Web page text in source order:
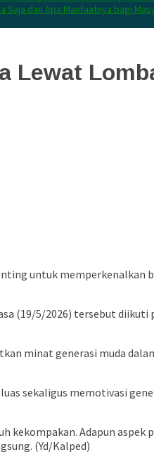
Saja dan Apa Manfaatnya bagi
Lewat
untuk
(19/5/2026) tersebut
minat generasi muda
sekaligus memotivasi
kekompakan. Adapun
(Yd/Kalped)